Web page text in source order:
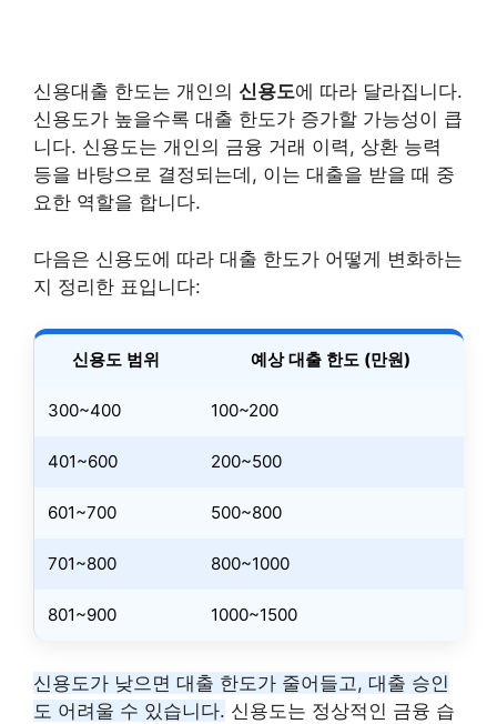
신용대출 한도는 개인의 신용도에 따라 달라집니다.
신용도가 높을수록 대출 한도가 증가할 가능성이 큽
니다. 신용도는 개인의 금융 거래 이력, 상환 능력
등을 바탕으로 결정되는데, 이는 대출을 받을 때 중
요한 역할을 합니다.
다음은 신용도에 따라 대출 한도가 어떻게 변화하는
지 정리한 표입니다:
신용도 범위 예상 대출 한도 (만원)
300~400 100~200
401~600 200~500
601~700 500~800
701~800 800~1000
801~900 1000~1500
신용도가 낮으면 대출 한도가 줄어들고, 대출 승인
도 어려울 수 있습니다. 신용도는 정상적인 금융 습